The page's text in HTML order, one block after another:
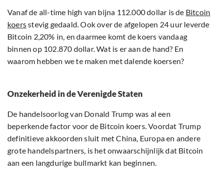
Vanaf de all-time high van bijna 112.000 dollar is de Bitcoin
koersstevig gedaald. Ook over de afgelopen 24 uur leverde
Bitcoin 2,20% in, en daarmee komt de koers vandaag
binnen op 102.870 dollar. Wat is er aan de hand? En
waarom hebben we te maken met dalende koersen?
Onzekerheid in de Verenigde Staten
De handelsoorlog van Donald Trump was al een
beperkende factor voor de Bitcoin koers. Voordat Trump
definitieve akkoorden sluit met China, Europa en andere
grote handelspartners, is het onwaarschijnlijk dat Bitcoin
aan een langdurige bullmarkt kan beginnen.